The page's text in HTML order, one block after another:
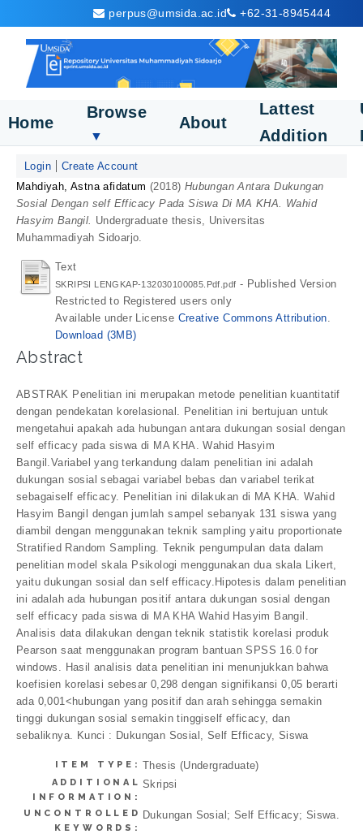
perpus@umsida.ac.id +62-31-8945444
Home
Browse
▼
About
Lattest
Addition
Login
Create Account
Mahdiyah, Astna afidatum (2018) Hubungan Antara Dukungan
Sosial Dengan self Efficacy Pada Siswa Di MA KHA. Wahid
Hasyim Bangil. Undergraduate thesis, Universitas
Muhammadiyah Sidoarjo.
Text
SKRIPSI LENGKAP-132030100085.Pdf.pdf - Published Version
Restricted to Registered users only
Available under License Creative Commons Attribution.
Download (3MB)
Abstract
ABSTRAK Penelitian ini merupakan metode penelitian kuantitatif
dengan pendekatan korelasional. Penelitian ini bertujuan untuk
mengetahui apakah ada hubungan antara dukungan sosial dengan
self efficacy pada siswa di MA KHA. Wahid Hasyim
Bangil.Variabel yang terkandung dalam penelitian ini adalah
dukungan sosial sebagai variabel bebas dan variabel terikat
sebagaiself efficacy. Penelitian ini dilakukan di MA KHA. Wahid
Hasyim Bangil dengan jumlah sampel sebanyak 131 siswa yang
diambil dengan menggunakan teknik sampling yaitu proportionate
Stratified Random Sampling. Teknik pengumpulan data dalam
penelitian model skala Psikologi menggunakan dua skala Likert,
yaitu dukungan sosial dan self efficacy.Hipotesis dalam penelitian
ini adalah ada hubungan positif antara dukungan sosial dengan
self efficacy pada siswa di MA KHA Wahid Hasyim Bangil.
Analisis data dilakukan dengan teknik statistik korelasi produk
Pearson saat menggunakan program bantuan SPSS 16.0 for
windows. Hasil analisis data penelitian ini menunjukkan bahwa
koefisien korelasi sebesar 0,298 dengan signifikansi 0,05 berarti
ada 0,001<hubungan yang positif dan arah sehingga semakin
tinggi dukungan sosial semakin tinggiself efficacy, dan
sebaliknya. Kunci : Dukungan Sosial, Self Efficacy, Siswa
ITEM TYPE: Thesis (Undergraduate)
ADDITIONAL
INFORMATION:
Skripsi
UNCONTROLLED
KEYWORDS:
Dukungan Sosial; Self Efficacy; Siswa.